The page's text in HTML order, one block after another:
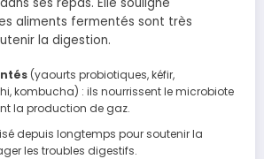
aliments fermentés sont très
la digestion.
(yaourts probiotiques, kéfir,
kombucha) : ils nourrissent le microbiote
la production de gaz.
depuis longtemps pour soutenir la
les troubles digestifs.